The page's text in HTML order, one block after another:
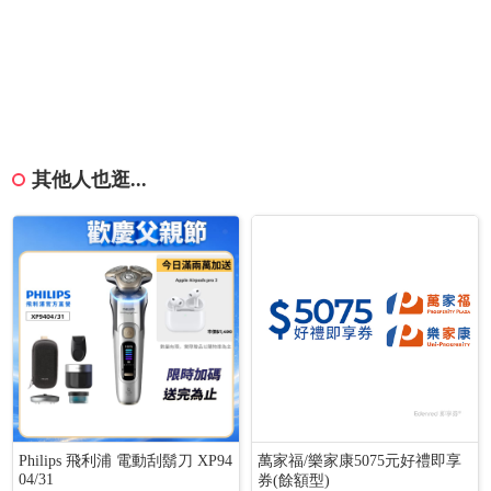
其他人也逛...
Philips 飛利浦 電動刮鬍刀 XP94
04/31
萬家福/樂家康5075元好禮即享
券(餘額型)